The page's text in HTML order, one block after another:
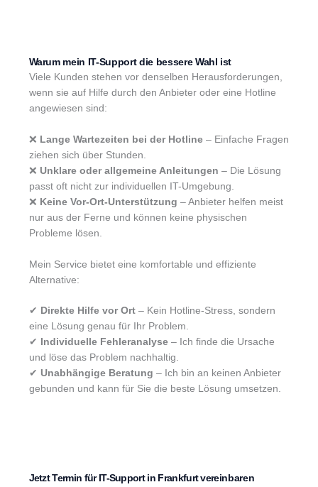
Warum mein IT-Support die bessere Wahl ist
Viele Kunden stehen vor denselben Herausforderungen,
wenn sie auf Hilfe durch den Anbieter oder eine Hotline
angewiesen sind:
❌ Lange Wartezeiten bei der Hotline– Einfache Fragen
ziehen sich über Stunden.
❌ Unklare oder allgemeine Anleitungen – Die Lösung
passt oft nicht zur individuellen IT-Umgebung.
❌ Keine Vor-Ort-Unterstützung – Anbieter helfen meist
nur aus der Ferne und können keine physischen
Probleme lösen.
Mein Service bietet eine komfortable und effiziente
Alternative:
✔ Direkte Hilfe vor Ort– Kein Hotline-Stress, sondern
eine Lösung genau für Ihr Problem.
✔
Individuelle Fehleranalyse– Ich finde die Ursache
und löse das Problem nachhaltig.
✔ Unabhängige Beratung – Ich bin an keinen Anbieter
gebunden und kann für Sie die beste Lösung umsetzen.
Jetzt Termin für IT-Support in Frankfurt vereinbaren